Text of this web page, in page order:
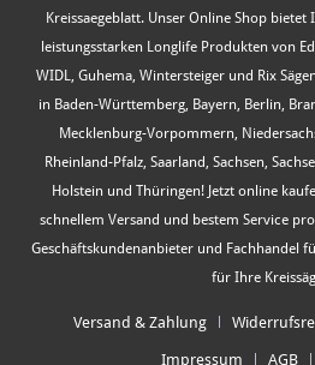
Kreissaegeblatt. Unser Online Shop
leistungsstarken Longlife Produkten von
WIDL, Guhema, Wintersteiger und Rix
in Baden-Württemberg, Bayern, Berlin,
Mecklenburg-Vorpommern,
Rheinland-Pfalz, Saarland, Sachsen,
Holstein und Thüringen! Jetzt online
schnellem Versand und bestem Service
Geschäftskundenanbieter und Fachhandel
für Ihre
Versand & Zahlung
Impressum AGB